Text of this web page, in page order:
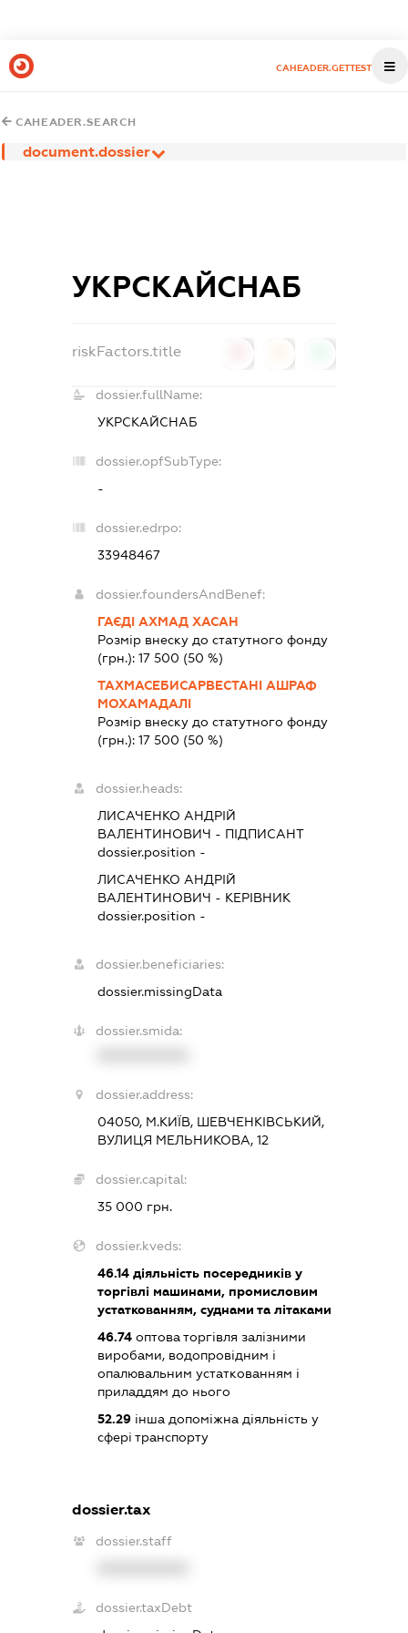
CAHEADER.GETTEST
CAHEADER.SEARCH
document.dossier
УКРСКАЙСНАБ
riskFactors.title
dossier.fullName:
УКРСКАЙСНАБ
dossier.opfSubType:
-
dossier.edrpo:
33948467
dossier.foundersAndBenef:
ГАЄДІ АХМАД ХАСАН
Розмір внеску до статутного фонду
(грн.):17 500 (50 %)
ТАХМАСЕБИСАРВЕСТАНІ АШРАФ
МОХАМАДАЛІ
Розмір внеску до статутного фонду
(грн.):17 500 (50 %)
dossier.heads:
ЛИСАЧЕНКО АНДРІЙ
ВАЛЕНТИНОВИЧ - ПІДПИСАНТ
dossier.position -
ЛИСАЧЕНКО АНДРІЙ
ВАЛЕНТИНОВИЧ - КЕРІВНИК
dossier.position -
dossier.beneficiaries:
dossier.missingData
dossier.smida:
dossier.address:
04050, М.КИЇВ, ШЕВЧЕНКІВСЬКИЙ,
ВУЛИЦЯ МЕЛЬНИКОВА, 12
dossier.capital:
35 000 грн.
dossier.kveds:
46.14 діяльність посередників у
торгівлі машинами, промисловим
устаткованням, суднами та літаками
46.74 оптова торгівля залізними
виробами, водопровідним і
опалювальним устаткованням і
приладдям до нього
52.29 інша допоміжна діяльність у
сфері транспорту
dossier.tax
dossier.staff
dossier.taxDebt